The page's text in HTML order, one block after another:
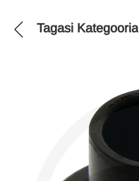
Tagasi Kategooria